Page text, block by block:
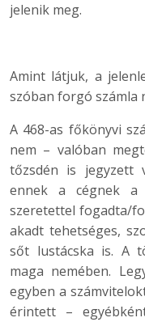
jelenik meg.
Amint látjuk, a
szóban forgó számla
A 468-as főkönyvi
nem – valóban
tőzsdén is jegyzett
ennek a cégnek a
szeretettel fogadta/
akadt tehetséges,
sőt lustácska is. A
maga nemében.
egyben a
érintett –